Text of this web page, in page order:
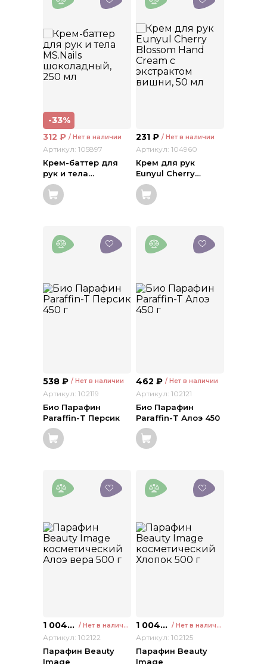
-33%
312 ₽ / Нет в наличии
Артикул: 105897
Крем-баттер для
рук и тела…
231 ₽ / Нет в наличии
Артикул: 104960
Крем для рук
Eunyul Cherry…
538 ₽ / Нет в наличии
Артикул: 102119
Био Парафин
Paraffin-T Персик
450 г
462 ₽ / Нет в наличии
Артикул: 102121
Био Парафин
Paraffin-T Алоэ 450
1 004
₽ / Нет в наличии
Артикул: 102122
Парафин Beauty
Image
1 004
₽ / Нет в наличии
Артикул: 102125
Парафин Beauty
Image